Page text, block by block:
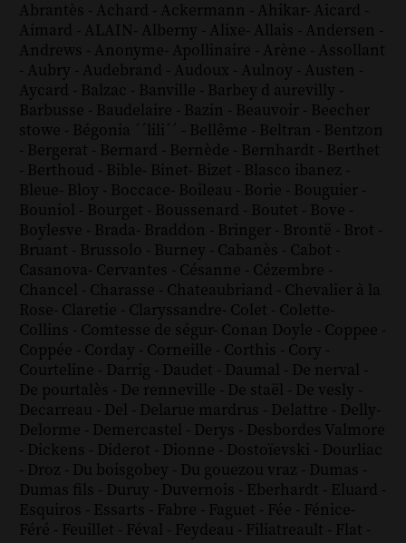
Abrantès - Achard - Ackermann - Ahikar- Aicard -
Aimard - ALAIN- Alberny - Alixe- Allais - Andersen -
Andrews - Anonyme- Apollinaire - Arène - Assollant
- Aubry - Audebrand - Audoux - Aulnoy - Austen -
Aycard - Balzac - Banville - Barbey d aurevilly -
Barbusse - Baudelaire - Bazin - Beauvoir - Beecher
stowe - Bégonia ´´lili´´ - Bellême - Beltran - Bentzon
- Bergerat - Bernard - Bernède - Bernhardt - Berthet
- Berthoud - Bible- Binet- Bizet - Blasco ibanez -
Bleue- Bloy - Boccace- Boileau - Borie - Bouguier -
Bouniol - Bourget - Boussenard - Boutet - Bove -
Boylesve - Brada- Braddon - Bringer - Brontë - Brot -
Bruant - Brussolo - Burney - Cabanès - Cabot -
Casanova- Cervantes - Césanne - Cézembre -
Chancel - Charasse - Chateaubriand - Chevalier à la
Rose- Claretie - Claryssandre- Colet - Colette-
Collins - Comtesse de ségur- Conan Doyle - Coppee -
Coppée - Corday - Corneille - Corthis - Cory -
Courteline - Darrig - Daudet - Daumal - De nerval -
De pourtalès - De renneville - De staël - De vesly -
Decarreau - Del - Delarue mardrus - Delattre - Delly-
Delorme - Demercastel - Derys - Desbordes Valmore
- Dickens - Diderot - Dionne - Dostoïevski - Dourliac
- Droz - Du boisgobey - Du gouezou vraz - Dumas -
Dumas fils - Duruy - Duvernois - Eberhardt - Eluard -
Esquiros - Essarts - Fabre - Faguet - Fée - Fénice-
Féré - Feuillet - Féval - Feydeau - Filiatreault - Flat -